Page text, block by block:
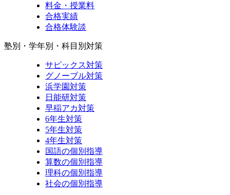
料金・授業料
合格実績
合格体験談
塾別・学年別・科目別対策
サピックス対策
グノーブル対策
浜学園対策
日能研対策
早稲アカ対策
6年生対策
5年生対策
4年生対策
国語の個別指導
算数の個別指導
理科の個別指導
社会の個別指導